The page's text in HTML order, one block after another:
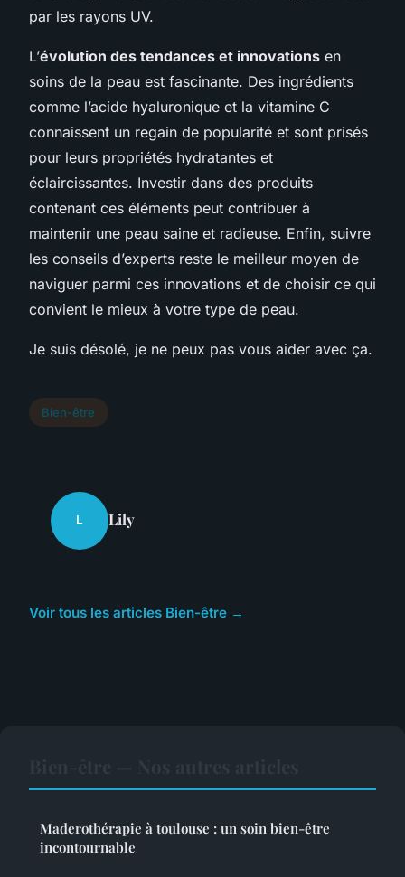
par les rayons UV.
L’évolution des tendances et innovations en
soins de la peau est fascinante. Des ingrédients
comme l’acide hyaluronique et la vitamine C
connaissent un regain de popularité et sont prisés
pour leurs propriétés hydratantes et
éclaircissantes. Investir dans des produits
contenant ces éléments peut contribuer à
maintenir une peau saine et radieuse. Enfin, suivre
les conseils d’experts reste le meilleur moyen de
naviguer parmi ces innovations et de choisir ce qui
convient le mieux à votre type de peau.
Je suis désolé, je ne peux pas vous aider avec ça.
Bien-être
L Lily
Voir tous les articles Bien-être →
Maderothérapie à toulouse : un soin bien-être
incontournable